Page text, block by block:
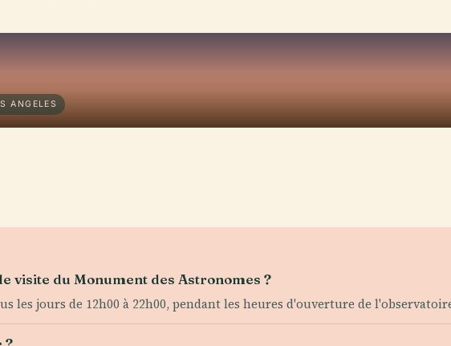
ANGELES
visite du Monument des Astronomes ?
les jours de 12h00 à 22h00, pendant les heures d'ouverture de